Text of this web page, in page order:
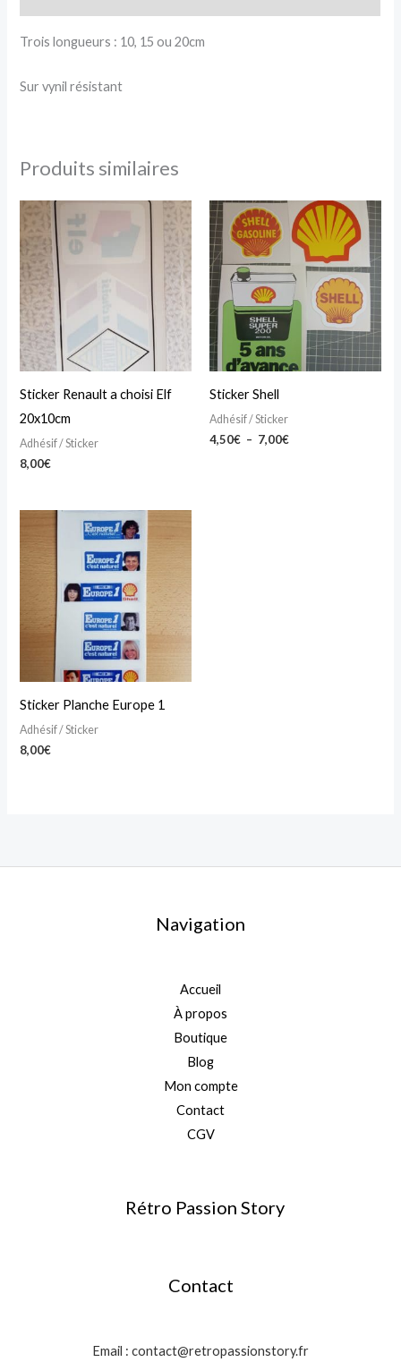
Trois longueurs : 10, 15 ou 20cm
Sur vynil résistant
Produits similaires
Sticker Renault a choisi Elf
20x10cm
Adhésif / Sticker
8,00€
Sticker Shell
Adhésif / Sticker
4,50€ – 7,00€
Plage
de
prix :
4,50€
à
7,00€
Ce
produit
a
plusieurs
variations.
options
choisies
Sticker Planche Europe 1
Adhésif / Sticker
8,00€
Navigation
Accueil
À propos
Boutique
Blog
Mon compte
Contact
CGV
Rétro Passion Story
Contact
Email : contact@retropassionstory.fr